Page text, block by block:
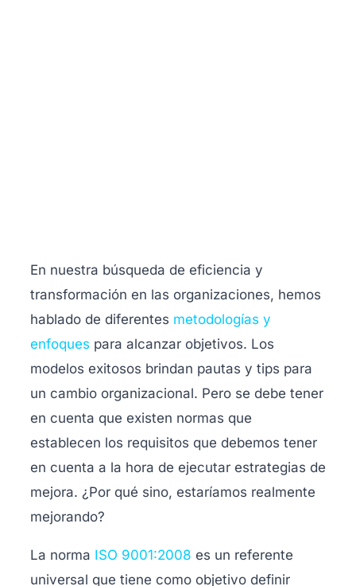
En nuestra búsqueda de eficiencia y
transformación en las organizaciones, hemos
hablado de diferentes metodologías y
enfoques para alcanzar objetivos. Los
modelos exitosos brindan pautas y tips para
un cambio organizacional. Pero se debe tener
en cuenta que existen normas que
establecen los requisitos que debemos tener
en cuenta a la hora de ejecutar estrategias de
mejora. ¿Por qué sino, estaríamos realmente
mejorando?
La norma ISO 9001:2008 es un referente
universal que tiene como objetivo definir